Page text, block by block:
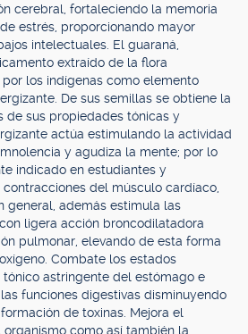
cerebral, fortaleciendo la memoria
estrés, proporcionando mayor
intelectuales. El guaraná,
extraído de la flora
los indígenas como elemento
De sus semillas se obtiene la
de sus propiedades tónicas y
actúa estimulando la actividad
y agudiza la mente; por lo
indicado en estudiantes y
del músculo cardíaco,
general, además estimula las
ligera acción broncodilatadora
pulmonar, elevando de esta forma
Combate los estados
astringente del estómago e
funciones digestivas disminuyendo
de toxinas. Mejora el
como así también la